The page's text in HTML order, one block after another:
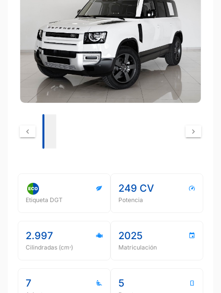
Etiqueta DGT
249 CV
Potencia
2.997
Cilindradas (cmᵌ)
2025
Matriculación
7 5